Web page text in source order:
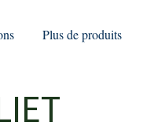
Plus de produits